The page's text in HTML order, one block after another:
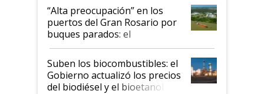
“Alta preocupación” en los
puertos del Gran Rosario por
buques parados: el
funcionamiento de las
exportadoras en tensión tras
la medida de fuerza de los
prácticos
Suben los biocombustibles: el
Gobierno actualizó los precios
del biodiésel y el bioetanol